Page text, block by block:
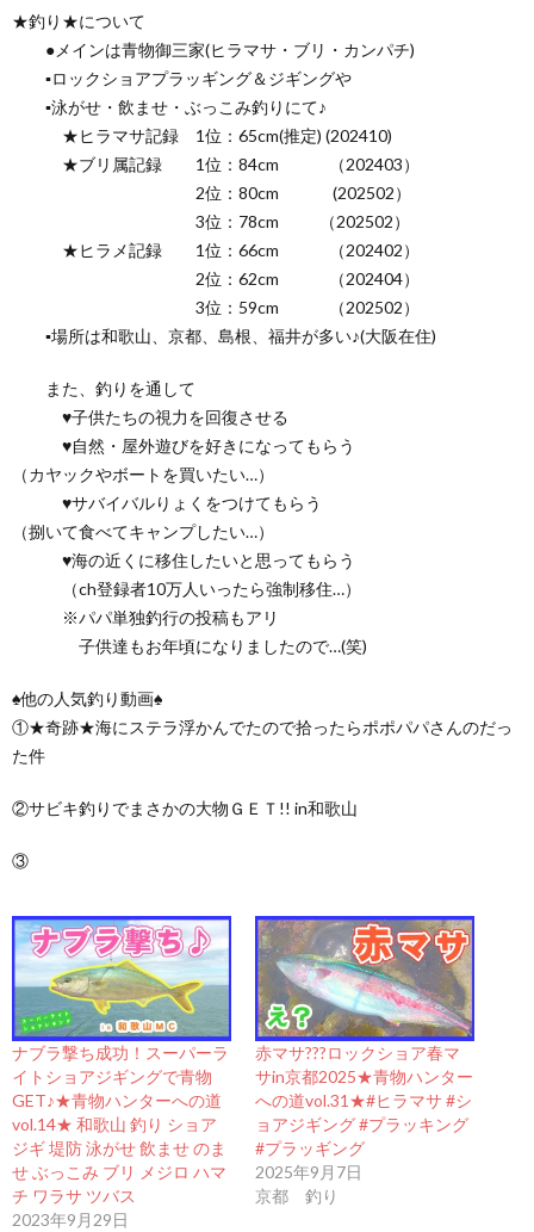
★釣り★について
●メインは青物御三家(ヒラマサ・ブリ・カンパチ)
▪ロックショアプラッギング＆ジギングや
▪泳がせ・飲ませ・ぶっこみ釣りにて♪
★ヒラマサ記録 1位：65cm(推定) (202410)
★ブリ属記録 1位：84cm （202403）
2位：80cm (202502）
3位：78cm （202502）
★ヒラメ記録 1位：66cm （202402）
2位：62cm （202404）
3位：59cm （202502）
▪場所は和歌山、京都、島根、福井が多い♪(大阪在住)
また、釣りを通して
♥子供たちの視力を回復させる
♥自然・屋外遊びを好きになってもらう
（カヤックやボートを買いたい…）
♥サバイバルりょくをつけてもらう
（捌いて食べてキャンプしたい…）
♥海の近くに移住したいと思ってもらう
（ch登録者10万人いったら強制移住…）
※パパ単独釣行の投稿もアリ
子供達もお年頃になりましたので…(笑)
♠他の人気釣り動画♠
①★奇跡★海にステラ浮かんでたので拾ったらポポパパさんのだっ
た件
②サビキ釣りでまさかの大物ＧＥＴ!! in和歌山
③
ナブラ撃ち成功！スーパーラ
イトショアジギングで青物
GET♪★青物ハンターへの道
vol.14★ 和歌山 釣り ショア
ジギ 堤防 泳がせ 飲ませ のま
せ ぶっこみ ブリ メジロ ハマ
チ ワラサ ツバス
2023年9月29日
赤マサ???ロックショア春マ
サin京都2025★青物ハンター
への道vol.31★#ヒラマサ #シ
ョアジギング #プラッキング
#プラッギング
2025年9月7日
京都 釣り